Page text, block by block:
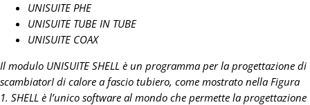
UNISUITE PHE
UNISUITE TUBE IN TUBE
UNISUITE COAX
Il modulo UNISUITE SHELL è un programma per la progettazione di
scambiatorI di calore a fascio tubiero, come mostrato nella Figura
1. SHELL è l’unico software al mondo che permette la progettazione